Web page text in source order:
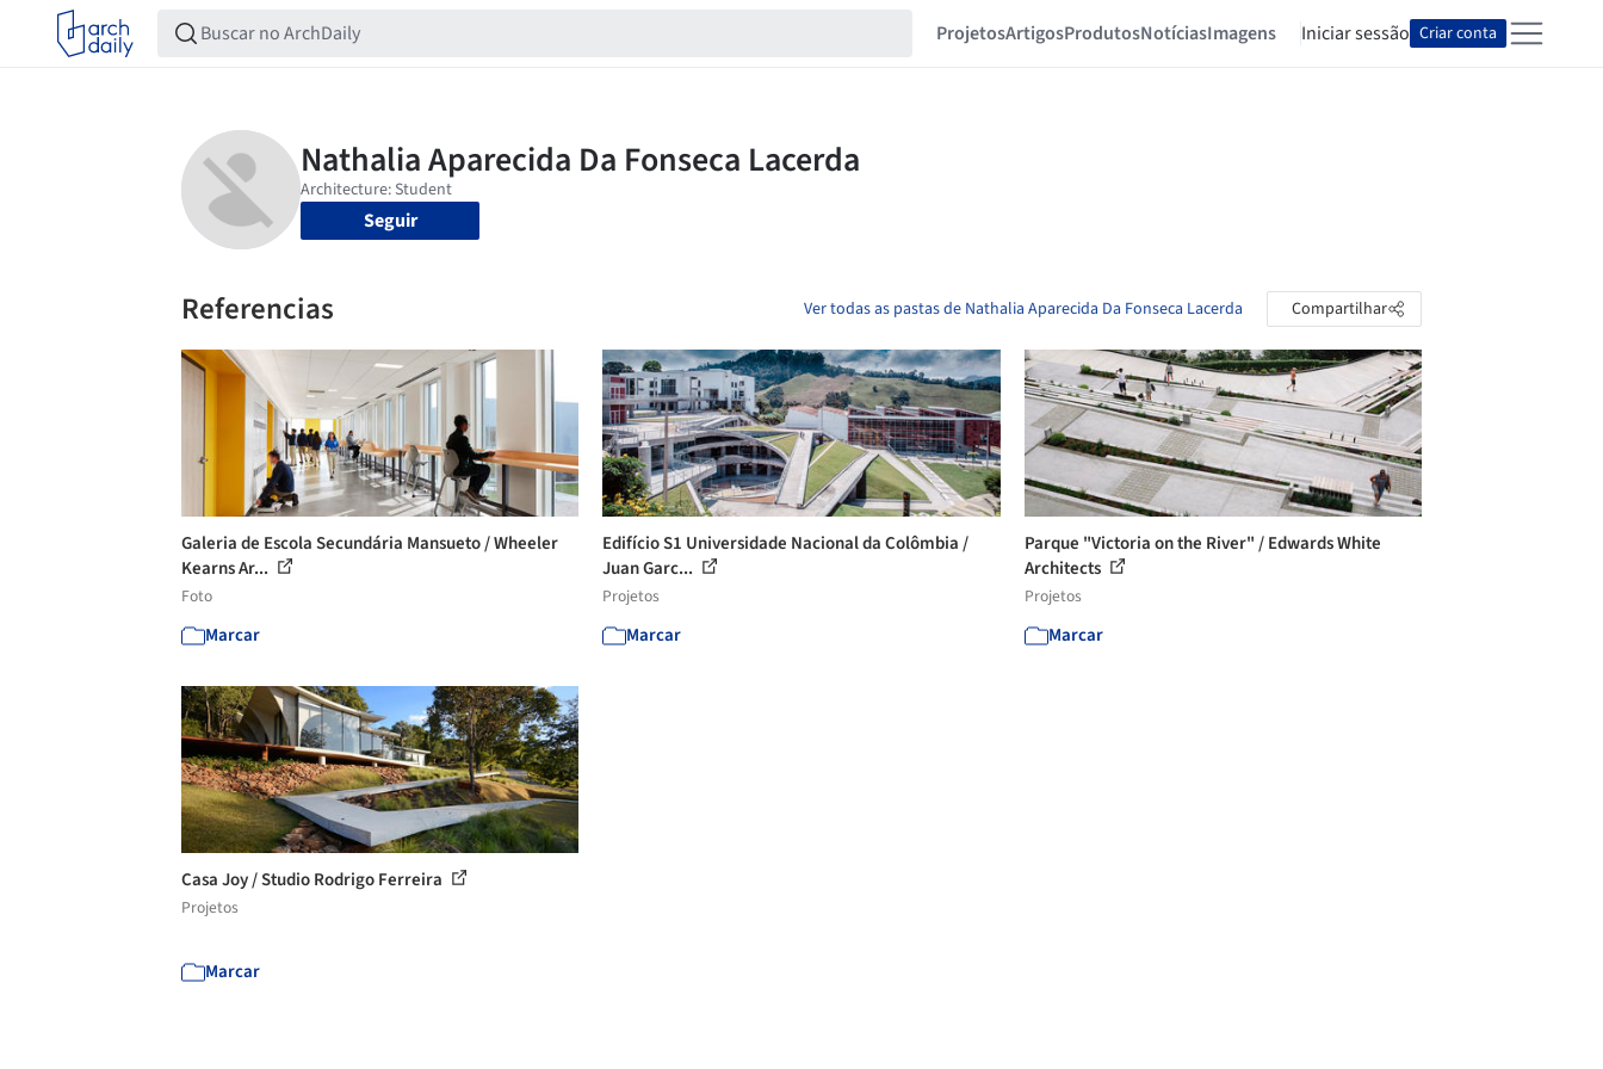
ProjetosArtigosProdutosNotíciasImagens Iniciar sessão Criar conta
Seguir
Referencias Ver todas as pastas de Nathalia Aparecida Da Fonseca Lacerda Compartilhar
Galeria de Escola Secundária Mansueto / Wheeler
Kearns Ar...
Foto
Marcar
Edifício S1 Universidade Nacional da Colômbia /
Juan Garc...
Projetos
Marcar
Parque "Victoria on the River" / Edwards White
Architects
Projetos
Marcar
Casa Joy / Studio Rodrigo Ferreira
Projetos
Marcar